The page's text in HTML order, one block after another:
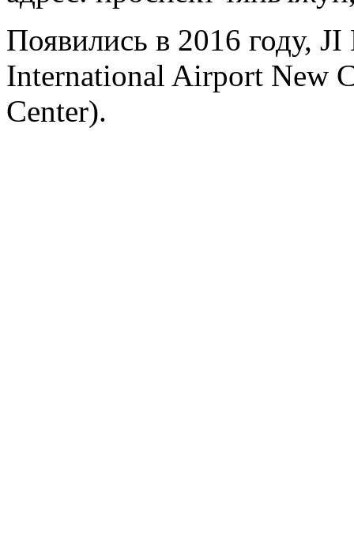
Появились в 2016 году,
International Airport New
Center).